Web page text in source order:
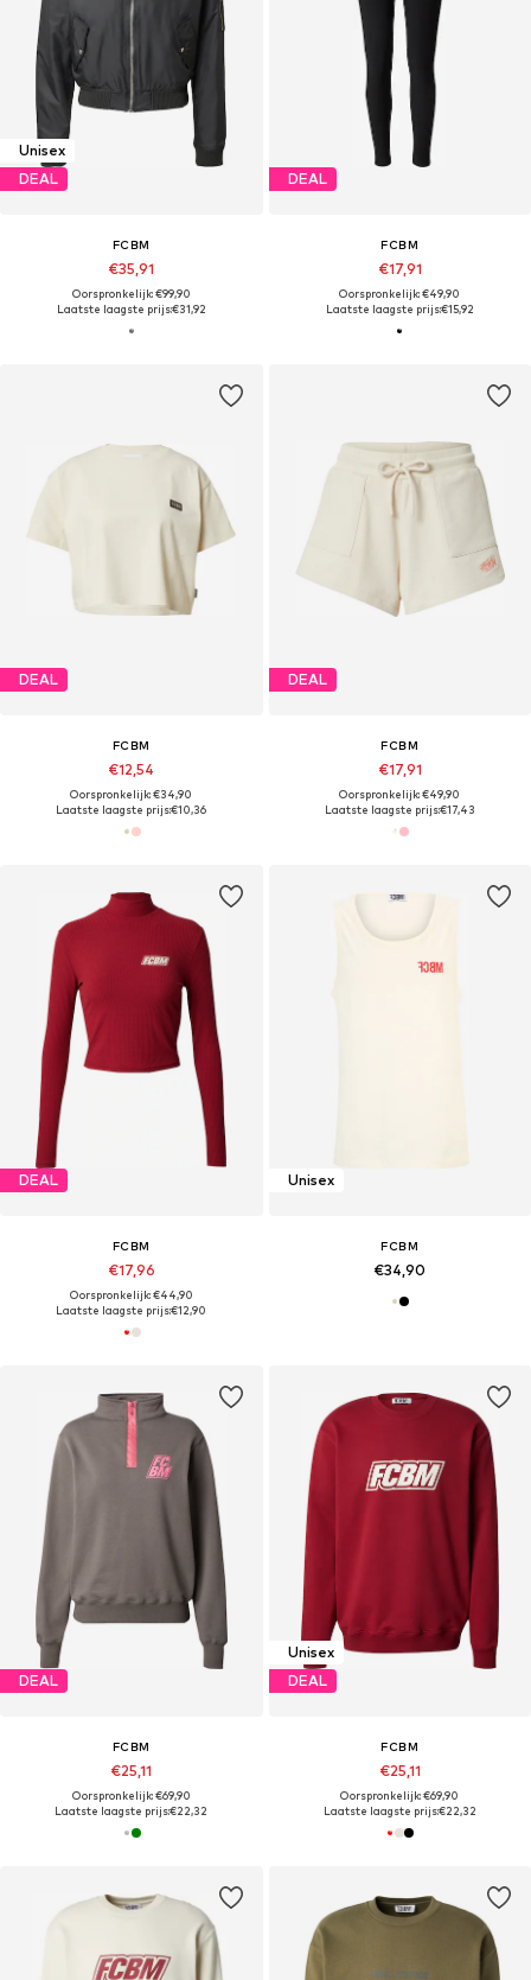
Unisex
DEAL
FCBM
€35,91
Oorspronkelijk: €99,90
Laatste laagste prijs:€31,92
DEAL
FCBM
€17,91
Oorspronkelijk: €49,90
Laatste laagste prijs:€15,92
DEAL
FCBM
€12,54
Oorspronkelijk: €34,90
Laatste laagste prijs:€10,36
DEAL
FCBM
€17,91
Oorspronkelijk: €49,90
Laatste laagste prijs:€17,43
DEAL
FCBM
€17,96
Oorspronkelijk: €44,90
Laatste laagste prijs:€12,90
Unisex
FCBM
€34,90
DEAL
FCBM
€25,11
Oorspronkelijk: €69,90
Laatste laagste prijs:€22,32
Unisex
DEAL
FCBM
€25,11
Oorspronkelijk: €69,90
Laatste laagste prijs:€22,32